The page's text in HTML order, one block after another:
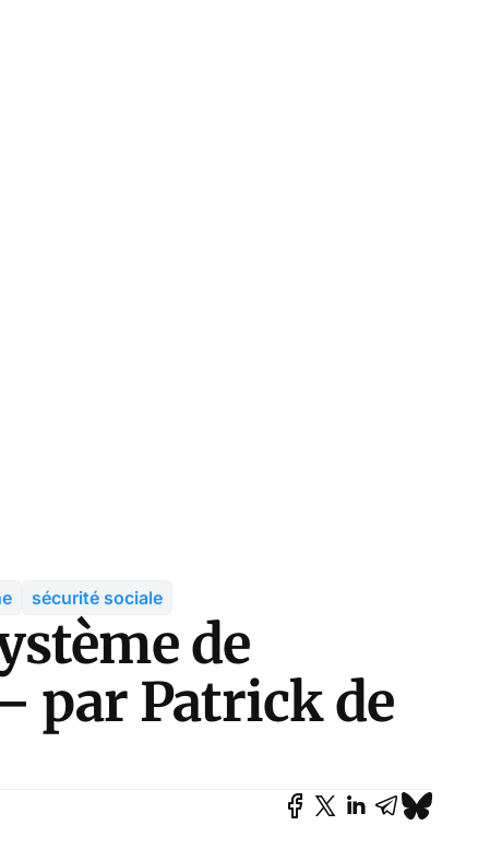
sécurité sociale
de
par Patrick de